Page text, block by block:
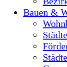
Bauen &